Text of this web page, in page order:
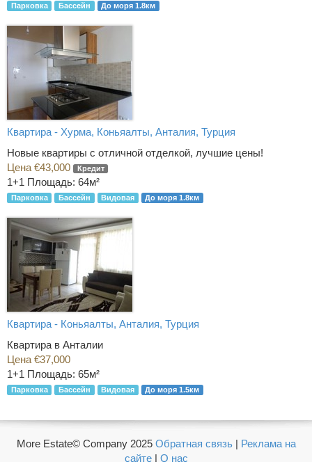
Парковка Бассейн До моря 1.8км
Квартира - Хурма, Коньяалты, Анталия, Турция
Новые квартиры с отличной отделкой, лучшие цены!
Цена €43,000
Кредит
1+1 Площадь: 64м²
Парковка Бассейн Видовая До моря 1.8км
Квартира - Коньяалты, Анталия, Турция
Квартира в Анталии
Цена €37,000
1+1 Площадь: 65м²
Парковка Бассейн Видовая До моря 1.5км
More Estate© Company 2025 Обратная связь| Реклама на
сайте| О нас